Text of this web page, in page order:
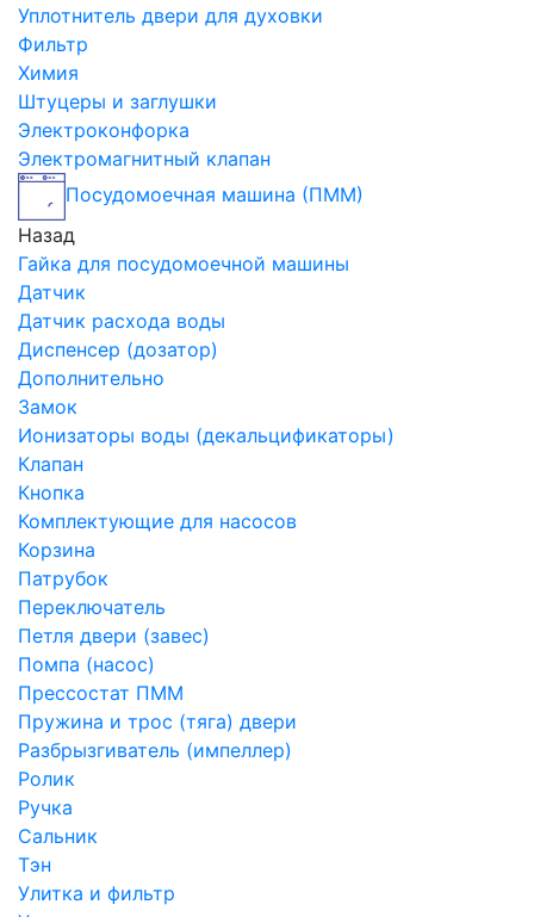
Уплотнитель двери для духовки
Фильтр
Химия
Штуцеры и заглушки
Электроконфорка
Электромагнитный клапан
Посудомоечная машина (ПММ)
Назад
Гайка для посудомоечной машины
Датчик
Датчик расхода воды
Диспенсер (дозатор)
Дополнительно
Замок
Ионизаторы воды (декальцификаторы)
Клапан
Кнопка
Комплектующие для насосов
Корзина
Патрубок
Переключатель
Петля двери (завес)
Помпа (насос)
Преcсостат ПММ
Пружина и трос (тяга) двери
Разбрызгиватель (импеллер)
Ролик
Ручка
Сальник
Тэн
Улитка и фильтр